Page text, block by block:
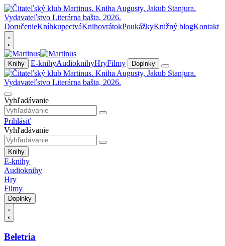
DoručenieKníhkupectváKnihovrátokPoukážkyKnižný blogKontakt
Knihy E-knihyAudioknihyHryFilmy Doplnky
Vyhľadávanie
Prihlásiť
Vyhľadávanie
Knihy
E-knihy
Audioknihy
Hry
Filmy
Doplnky
Beletria